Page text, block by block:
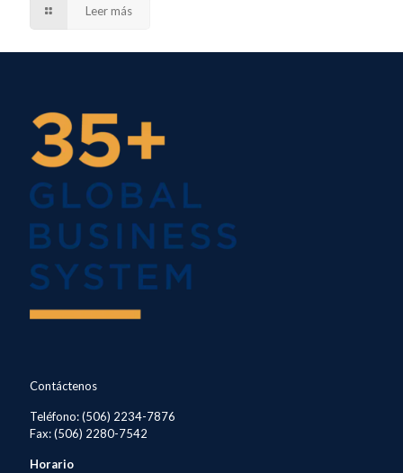
Leer más
Contáctenos
Teléfono: (506) 2234-7876
Fax: (506) 2280-7542
Horario